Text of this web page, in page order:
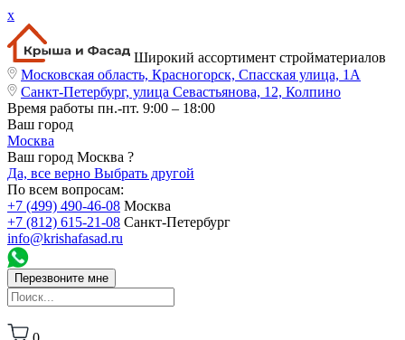
x
Широкий ассортимент стройматериалов
Московская область, Красногорск, Спасская улица, 1А
Санкт-Петербург, улица Севастьянова, 12, Колпино
Время работы пн.-пт. 9:00 – 18:00
Ваш город
Москва
Ваш город Москва ?
Да, все верно Выбрать другой
По всем вопросам:
+7 (499) 490-46-08 Москва
+7 (812) 615-21-08 Санкт-Петербург
info@krishafasad.ru
Перезвоните мне